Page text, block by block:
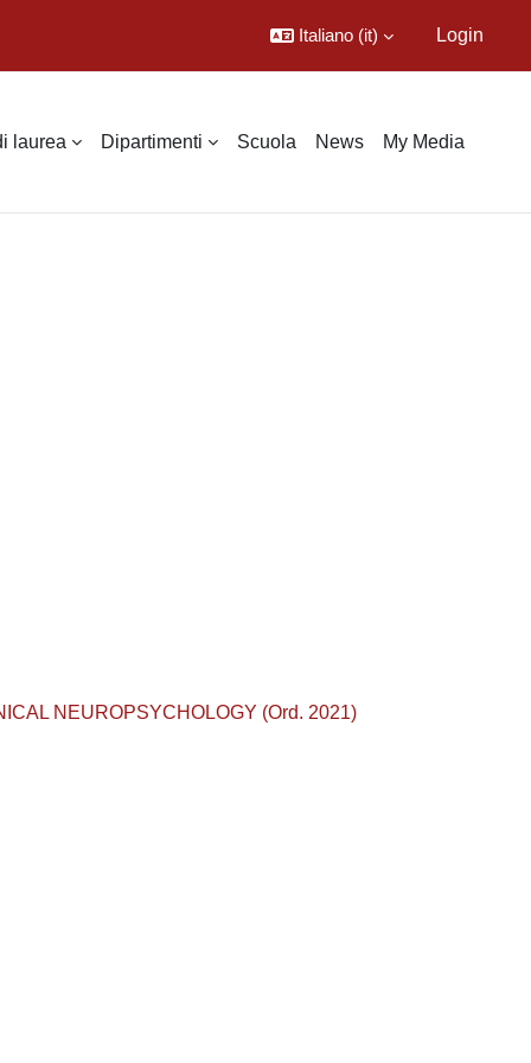
Italiano ‎(it)‎ Login
laurea Dipartimenti Scuola News My Media
NEUROPSYCHOLOGY (Ord. 2021)